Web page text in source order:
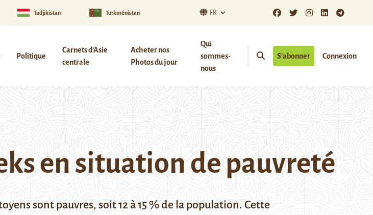
Tadjikistan Turkménistan FR
Politique
Carnets d’Asie
centrale
Acheter nos
Photos du jour
Qui
sommes-
nous
S’abonner Connexion
en situation de pauvreté
sont pauvres, soit 12 à 15 % de la population. Cette